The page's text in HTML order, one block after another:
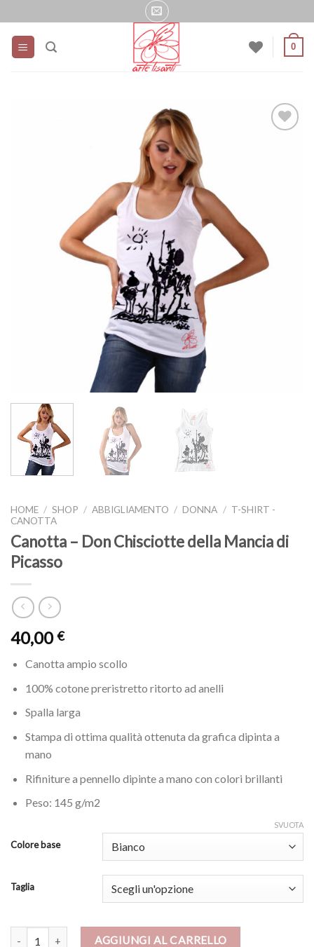
ai
contenuti
0
HOME / SHOP / ABBIGLIAMENTO / DONNA / T-SHIRT -
CANOTTA
Canotta – Don Chisciotte della Mancia di
Picasso
40,00€
Canotta ampio scollo
100% cotone preristretto ritorto ad anelli
Spalla larga
Stampa di ottima qualità ottenuta da grafica dipinta a
mano
Rifiniture a pennello dipinte a mano con colori brillanti
Peso: 145 g/m2
Colore base
Taglia
SVUOTA
Canotta - Don Chisciotte della Mancia di Picasso quantità
AGGIUNGI AL CARRELLO